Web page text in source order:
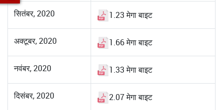
सितंबर, 2020 1.23 मेगा बाइट
अक्टूबर, 2020 1.66 मेगा बाइट
नवंबर, 2020 1.33 मेगा बाइट
दिसंबर, 2020 2.07 मेगा बाइट